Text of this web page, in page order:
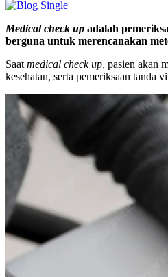
Medical check up adalah
berguna untuk merencanakan
Saat medical check up, pasien akan
kesehatan, serta pemeriksaan tanda